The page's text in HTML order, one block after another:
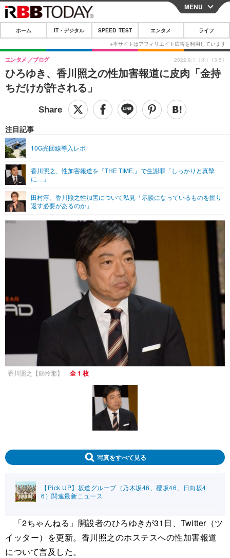
CLOSE
ホーム
IT・デジタル
IT・デジタルTOP スマートフォン
ショッピング その他
SPEED TEST
エンタメTOP 映画・ドラマ
グラビア
ショッピング その他
ライフTOP
リリース一覧
プッシュ通知の停止方法
MENU
ホーム IT・デジタル SPEED TEST エンタメ ライフ
ひろゆき、香川照之の性加害報道に皮肉「金持
ちだけが許される」
エンタメ ブログ
注目記事
10G光回線導入レポ
香川照之、性加害報道を『THE TIME,』で生謝罪「しっかりと真摯
に…」
田村淳、香川照之性加害について私見「示談になっているものを掘り
返す必要があるのか」
2022.9.1（木）13:51
香川照之【錦怜那】 全 1 枚
写真をすべて見る
【Pick UP】坂道グループ（乃木坂46、櫻坂46、日向坂4
6）関連最新ニュース
「2ちゃんねる」開設者のひろゆきが31日、Twitter（ツ
イッター）を更新。香川照之のホステスへの性加害報道
について言及した。